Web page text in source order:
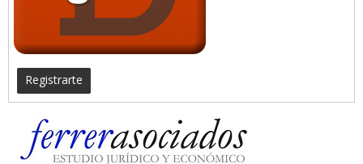
Registrarte